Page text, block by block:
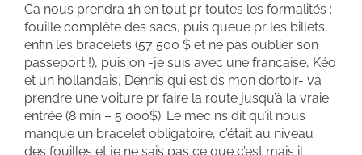
Ca nous prendra 1h en tout pr toutes les formalités :
fouille complète des sacs, puis queue pr les billets,
enfin les bracelets (57 500 $ et ne pas oublier son
passeport !), puis on -je suis avec une française, Kéo
et un hollandais, Dennis qui est ds mon dortoir- va
prendre une voiture pr faire la route jusqu’à la vraie
entrée (8 min – 5 000$). Le mec ns dit qu’il nous
manque un bracelet obligatoire, c’était au niveau
des fouilles et je ne sais pas ce que c’est mais il